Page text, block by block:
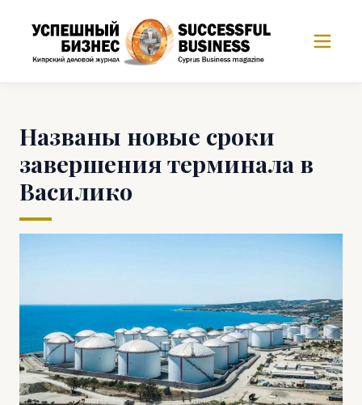
Названы новые сроки
завершения терминала в
Василико